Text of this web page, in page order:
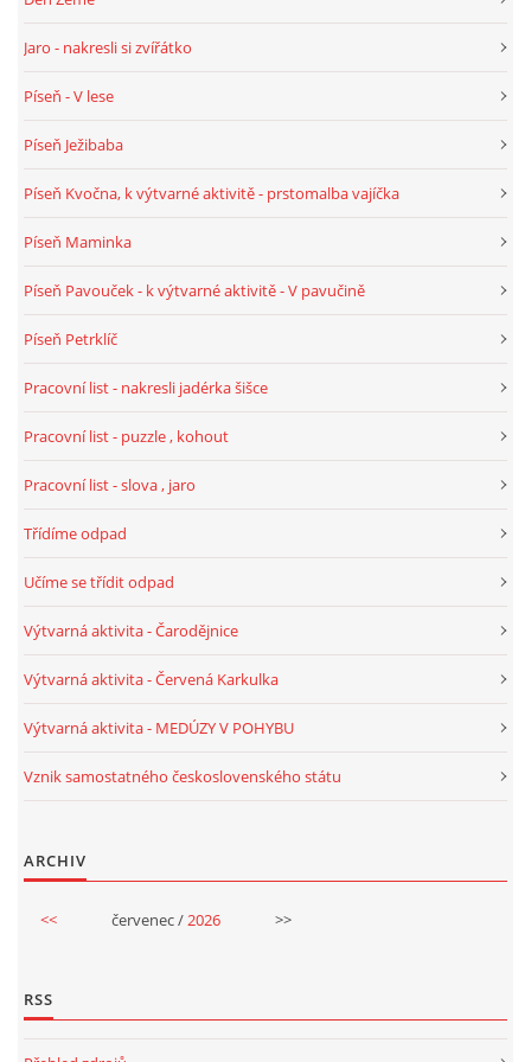
SMYSLOVÁ AKTIVITA
JÓGOVÉ CVIČENÍ, TYPY, RADY, RECENZE
STÁTNÍ SVÁTKY
SVATÝ VÁCLAV
20.10. DEN STROMŮ
DUŠIČKY
SVATÝ MARTIN
SVATÁ BARBORA 4.12.
Jaro - nakresli si zvířátko
Píseň - V lese
Píseň Ježibaba
Píseň Kvočna, k výtvarné aktivitě - prstomalba vajíčka
Píseň Maminka
Píseň Pavouček - k výtvarné aktivitě - V pavučině
Píseň Petrklíč
Pracovní list - nakresli jadérka šišce
Pracovní list - puzzle , kohout
Pracovní list - slova , jaro
Třídíme odpad
Učíme se třídit odpad
Výtvarná aktivita - Čarodějnice
Výtvarná aktivita - Červená Karkulka
Výtvarná aktivita - MEDÚZY V POHYBU
Vznik samostatného československého státu
ARCHIV
<< červenec /2026 >>
RSS